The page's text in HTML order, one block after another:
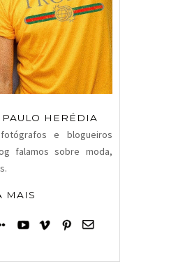
HERÉDIA
e blogueiros
falamos sobre moda,
MAIS